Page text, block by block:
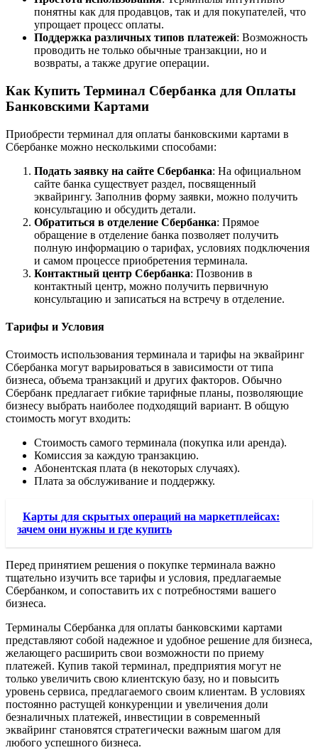
понятны как для продавцов, так и для покупателей, что
упрощает процесс оплаты.
Поддержка различных типов платежей: Возможность
проводить не только обычные транзакции, но и
возвраты, а также другие операции.
Как Купить Терминал Сбербанка для Оплаты
Банковскими Картами
Приобрести терминал для оплаты банковскими картами в
Сбербанке можно несколькими способами:
Подать заявку на сайте Сбербанка: На официальном
сайте банка существует раздел, посвященный
эквайрингу. Заполнив форму заявки, можно получить
консультацию и обсудить детали.
Обратиться в отделение Сбербанка: Прямое
обращение в отделение банка позволяет получить
полную информацию о тарифах, условиях подключения
и самом процессе приобретения терминала.
Контактный центр Сбербанка: Позвонив в
контактный центр, можно получить первичную
консультацию и записаться на встречу в отделение.
Тарифы и Условия
Стоимость использования терминала и тарифы на эквайринг
Сбербанка могут варьироваться в зависимости от типа
бизнеса, объема транзакций и других факторов. Обычно
Сбербанк предлагает гибкие тарифные планы, позволяющие
бизнесу выбрать наиболее подходящий вариант. В общую
стоимость могут входить:
Стоимость самого терминала (покупка или аренда).
Комиссия за каждую транзакцию.
Абонентская плата (в некоторых случаях).
Плата за обслуживание и поддержку.
Карты для скрытых операций на маркетплейсах:
зачем они нужны и где купить
Перед принятием решения о покупке терминала важно
тщательно изучить все тарифы и условия, предлагаемые
Сбербанком, и сопоставить их с потребностями вашего
бизнеса.
Терминалы Сбербанка для оплаты банковскими картами
представляют собой надежное и удобное решение для бизнеса,
желающего расширить свои возможности по приему
платежей. Купив такой терминал, предприятия могут не
только увеличить свою клиентскую базу, но и повысить
уровень сервиса, предлагаемого своим клиентам. В условиях
постоянно растущей конкуренции и увеличения доли
безналичных платежей, инвестиции в современный
эквайринг становятся стратегически важным шагом для
любого успешного бизнеса.